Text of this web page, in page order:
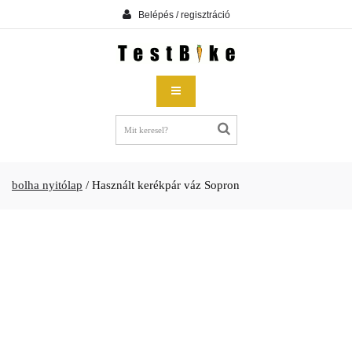
Belépés / regisztráció
bolha nyitólap / Használt kerékpár váz Sopron